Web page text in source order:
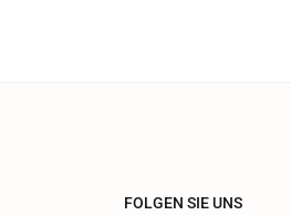
FOLGEN SIE UNS